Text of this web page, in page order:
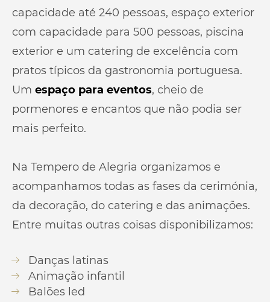
capacidade até 240 pessoas, espaço exterior
com capacidade para 500 pessoas, piscina
exterior e um catering de excelência com
pratos típicos da gastronomia portuguesa.
Um espaço para eventos, cheio de
pormenores e encantos que não podia ser
mais perfeito.
Na Tempero de Alegria organizamos e
acompanhamos todas as fases da cerimónia,
da decoração, do catering e das animações.
Entre muitas outras coisas disponibilizamos:
Danças latinas
Animação infantil
Balões led